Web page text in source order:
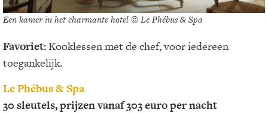
Een kamer in het charmante hotel © Le Phébus & Spa
Favoriet:Kooklessen met de chef, voor iedereen
toegankelijk.
Le Phébus & Spa
30 sleutels, prijzen vanaf 303 euro per nacht